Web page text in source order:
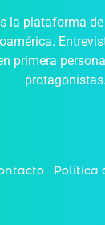
la plataforma
primera
protagonistas.
Política